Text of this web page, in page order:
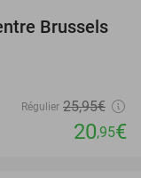
19%
Brussels
Régulier 25,95€
20,95€